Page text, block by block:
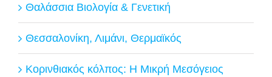
Θαλάσσια Βιολογία & Γενετική
Θεσσαλονίκη, Λιμάνι, Θερμαϊκός
Κορινθιακός κόλπος: Η Μικρή Μεσόγειος